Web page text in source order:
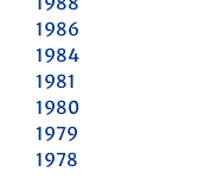
1986
1984
1981
1980
1979
1978